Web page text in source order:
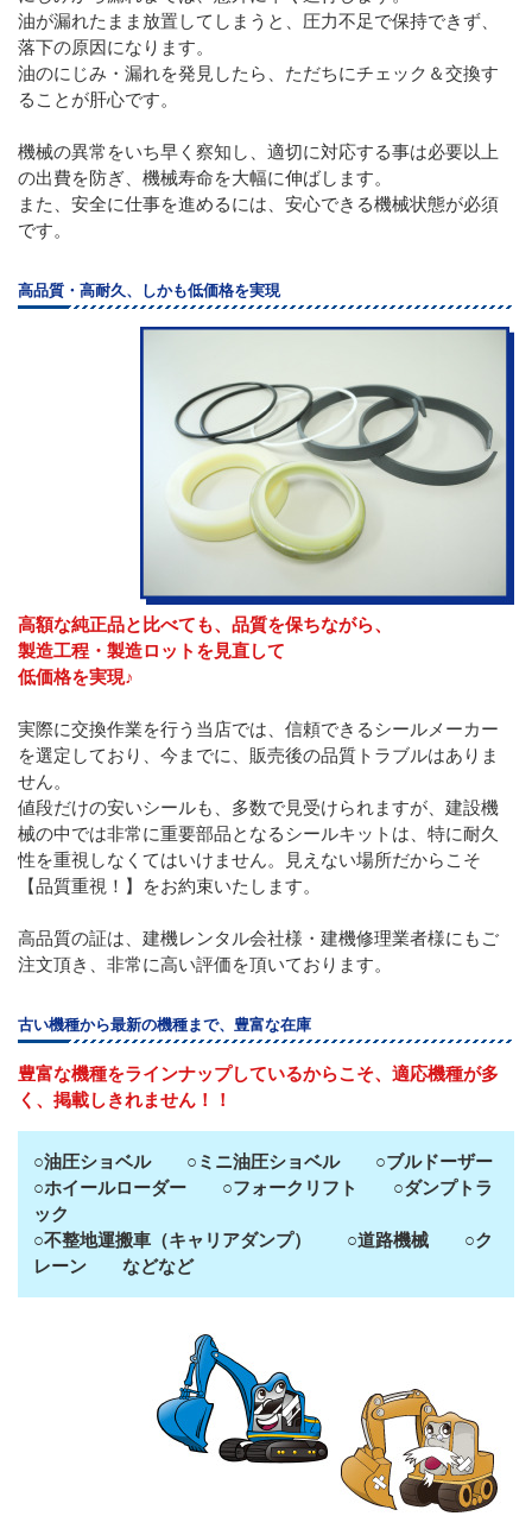
油が漏れたまま放置してしまうと、圧力不足で保持できず、
落下の原因になります。
油のにじみ・漏れを発見したら、ただちにチェック＆交換す
ることが肝心です。
機械の異常をいち早く察知し、適切に対応する事は必要以上
の出費を防ぎ、機械寿命を大幅に伸ばします。
また、安全に仕事を進めるには、安心できる機械状態が必須
です。
高品質・高耐久、しかも低価格を実現
高額な純正品と比べても、品質を保ちながら、
製造工程・製造ロットを見直して
低価格を実現♪
実際に交換作業を行う当店では、信頼できるシールメーカー
を選定しており、今までに、販売後の品質トラブルはありま
せん。
値段だけの安いシールも、多数で見受けられますが、建設機
械の中では非常に重要部品となるシールキットは、特に耐久
性を重視しなくてはいけません。見えない場所だからこそ
【品質重視！】をお約束いたします。
高品質の証は、建機レンタル会社様・建機修理業者様にもご
注文頂き、非常に高い評価を頂いております。
古い機種から最新の機種まで、豊富な在庫
豊富な機種をラインナップしているからこそ、適応機種が多
く、掲載しきれません！！
○油圧ショベル ○ミニ油圧ショベル ○ブルドーザー
○ホイールローダー ○フォークリフト ○ダンプトラ
ック
○不整地運搬車（キャリアダンプ） ○道路機械 ○ク
レーン などなど